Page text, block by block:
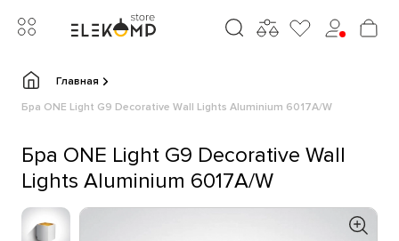
Главная
Бра ONE Light G9 Decorative Wall Lights Aluminium 6017A/W
Бра ONE Light G9 Decorative Wall
Lights Aluminium 6017A/W